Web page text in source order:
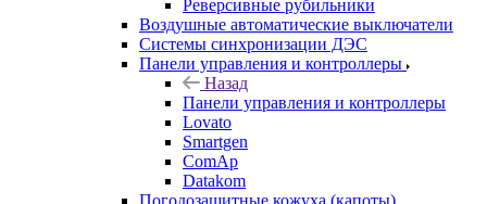
Реверсивные рубильники
Воздушные автоматические выключатели
Системы синхронизации ДЭС
Панели управления и контроллеры
Назад
Панели управления и контроллеры
Lovato
Smartgen
ComAp
Datakom
Погодозащитные кожуха (капоты)